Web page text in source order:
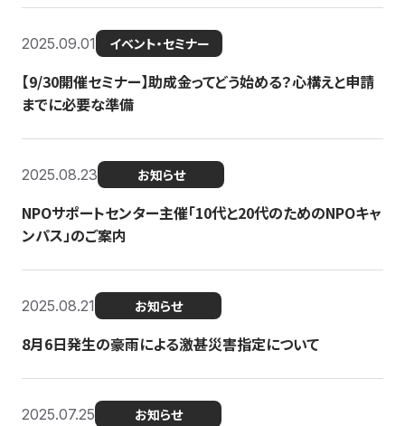
2025.09.01 イベント・セミナー
【9/30開催セミナー】助成金ってどう始める？心構えと申請
までに必要な準備
2025.08.23 お知らせ
NPOサポートセンター主催「10代と20代のためのNPOキャ
ンパス」のご案内
2025.08.21 お知らせ
8月6日発生の豪雨による激甚災害指定について
2025.07.25 お知らせ